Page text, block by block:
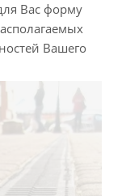
Вас форму
Вашего